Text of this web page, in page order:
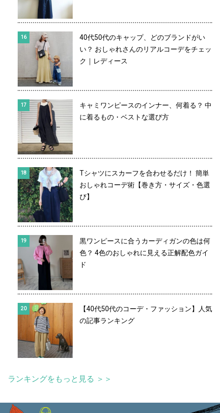
40代50代のキャップ、どのブランドがい
い？ おしゃれさんのリアルコーデをチェッ
ク｜レディース
キャミワンピースのインナー、何着る？ 中
に着るもの・ベストな選び方
Tシャツにスカーフを合わせるだけ！ 簡単
おしゃれコーデ術【巻き方・サイズ・色選
び】
黒ワンピースに合うカーディガンの色は何
色？ 4色のおしゃれに見える正解配色ガイ
ド
【40代50代のコーデ・ファッション】人気
の記事ランキング
ランキングをもっと見る ＞＞